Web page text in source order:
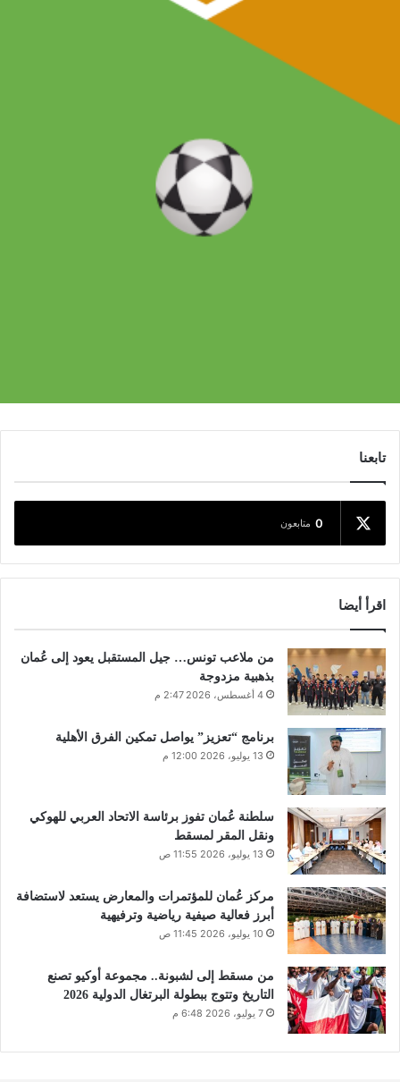
تابعنا
0 متابعون
اقرأ أيضا
من ملاعب تونس… جيل المستقبل يعود إلى عُمان
بذهبية مزدوجة
4 أغسطس، 2026 2:47 م
برنامج “تعزيز” يواصل تمكين الفرق الأهلية
13 يوليو، 2026 12:00 م
سلطنة عُمان تفوز برئاسة الاتحاد العربي للهوكي
ونقل المقر لمسقط
13 يوليو، 2026 11:55 ص
مركز عُمان للمؤتمرات والمعارض يستعد لاستضافة
أبرز فعالية صيفية رياضية وترفيهية
10 يوليو، 2026 11:45 ص
من مسقط إلى لشبونة.. مجموعة أوكيو تصنع
التاريخ وتتوج ببطولة البرتغال الدولية 2026
7 يوليو، 2026 6:48 م